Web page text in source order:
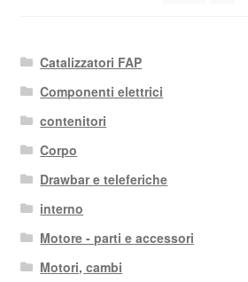
Catalizzatori FAP
Componenti elettrici
contenitori
Corpo
Drawbar e teleferiche
interno
Motore - parti e accessori
Motori, cambi